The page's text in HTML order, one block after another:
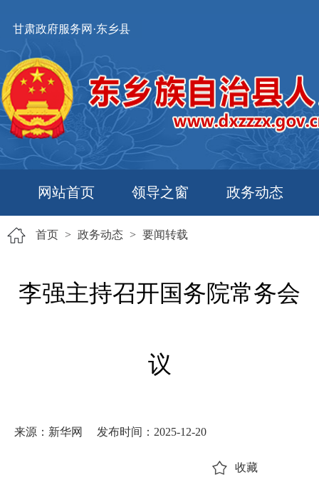
甘肃政府服务网·东乡县
网站首页 领导之窗 政务动态
首页 > 政务动态 > 要闻转载
李强主持召开国务院常务会
议
来源：新华网 发布时间：2025-12-20
收藏